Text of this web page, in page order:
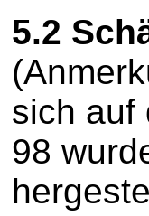
5.2
sich auf
98